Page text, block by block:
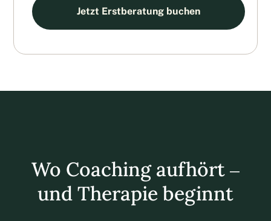
Jetzt Erstberatung buchen
Wo Coaching aufhört –
und Therapie beginnt